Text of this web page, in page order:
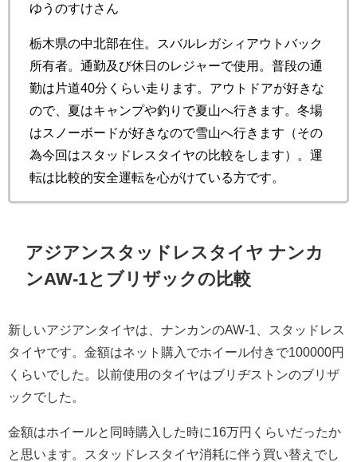
ゆうのすけさん
栃木県の中北部在住。スバルレガシィアウトバック
所有者。通勤及び休日のレジャーで使用。普段の通
勤は片道40分くらい走ります。アウトドアが好きな
ので、夏はキャンプや釣りで夏山へ行きます。冬場
はスノーボードが好きなので雪山へ行きます（その
為今回はスタッドレスタイヤの比較をします）。運
転は比較的安全運転を心がけている方です。
アジアンスタッドレスタイヤ ナンカ
ンAW-1とブリザックの比較
新しいアジアンタイヤは、ナンカンのAW-1、スタッドレス
タイヤです。金額はネット購入でホイール付きで100000円
くらいでした。以前使用のタイヤはブリヂストンのブリザ
ックでした。
金額はホイールと同時購入した時に16万円くらいだったか
と思います。スタッドレスタイヤ消耗に伴う買い替えでし